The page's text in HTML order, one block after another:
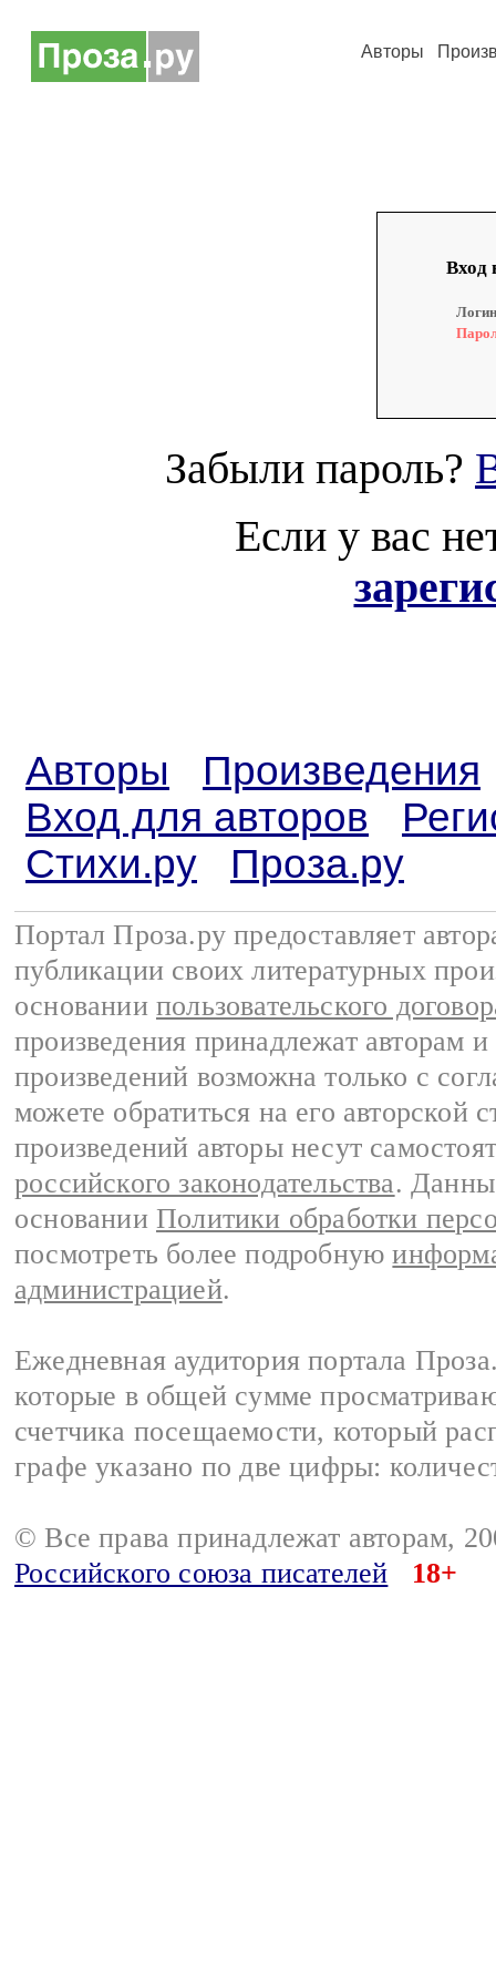
Авторы
Вход
Забыли пароль?
Если у вас
Авторы
Произведения
Вход для авторов
Стихи.ру
Проза.ру
Портал Проза.ру предоставляет
публикации своих литературных
основании пользовательского
произведения принадлежат авторам
произведений возможна только с
можете обратиться на его авторской
произведений авторы несут
российского законодательства.
основании Политики обработки
посмотреть более подробную
администрацией.
Ежедневная аудитория портала
которые в общей сумме
счетчика посещаемости, который
графе указано по две цифры:
© Все права принадлежат авторам,
Российского союза писателей
18+